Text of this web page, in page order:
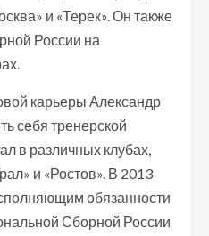
и «Терек». Он также
России на
карьеры Александр
себя тренерской
в различных клубах,
и «Ростов». В 2013
обязанности
Сборной России